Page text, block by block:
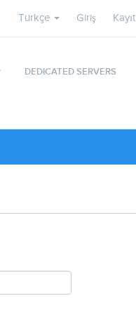
Türkçe Giriş Kayıt
DEDICATED SERVERS